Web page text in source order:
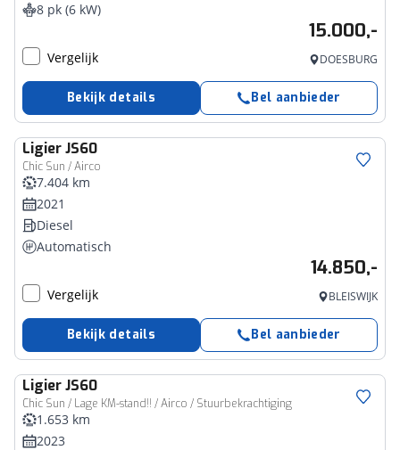
8 pk (6 kW)
15.000,-
Vergelijk DOESBURG
Bekijk details Bel aanbieder
LigierJS60
Chic Sun / Airco
7.404 km
2021
Diesel
Automatisch
14.850,-
Vergelijk BLEISWIJK
Bekijk details Bel aanbieder
LigierJS60
Chic Sun / Lage KM-stand!! / Airco / Stuurbekrachtiging
1.653 km
2023